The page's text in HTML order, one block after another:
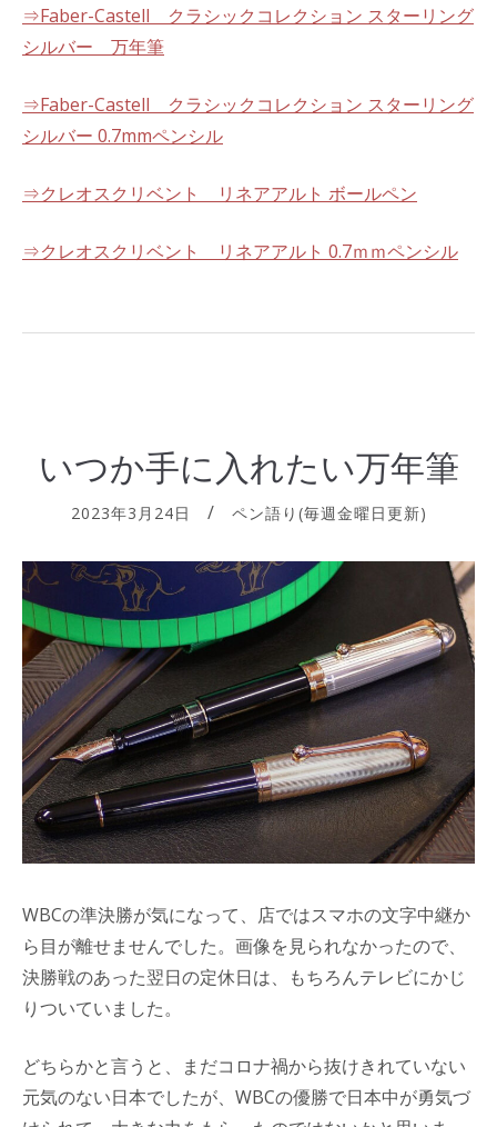
⇒Faber-Castell クラシックコレクション スターリング
シルバー 万年筆
⇒Faber-Castell クラシックコレクション スターリング
シルバー 0.7mmペンシル
⇒クレオスクリベント リネアアルト ボールペン
⇒クレオスクリベント リネアアルト 0.7ｍｍペンシル
いつか手に入れたい万年筆
2023年3月24日 ペン語り(毎週金曜日更新)
WBCの準決勝が気になって、店ではスマホの文字中継か
ら目が離せませんでした。画像を見られなかったので、
決勝戦のあった翌日の定休日は、もちろんテレビにかじ
りついていました。
どちらかと言うと、まだコロナ禍から抜けきれていない
元気のない日本でしたが、WBCの優勝で日本中が勇気づ